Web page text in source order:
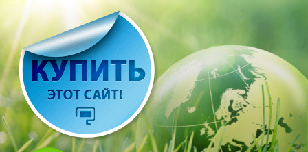
Перейти
содержимому